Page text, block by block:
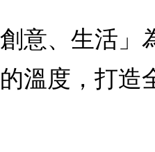
意、生活」
溫度，打造